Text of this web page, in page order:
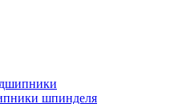
шпинделя